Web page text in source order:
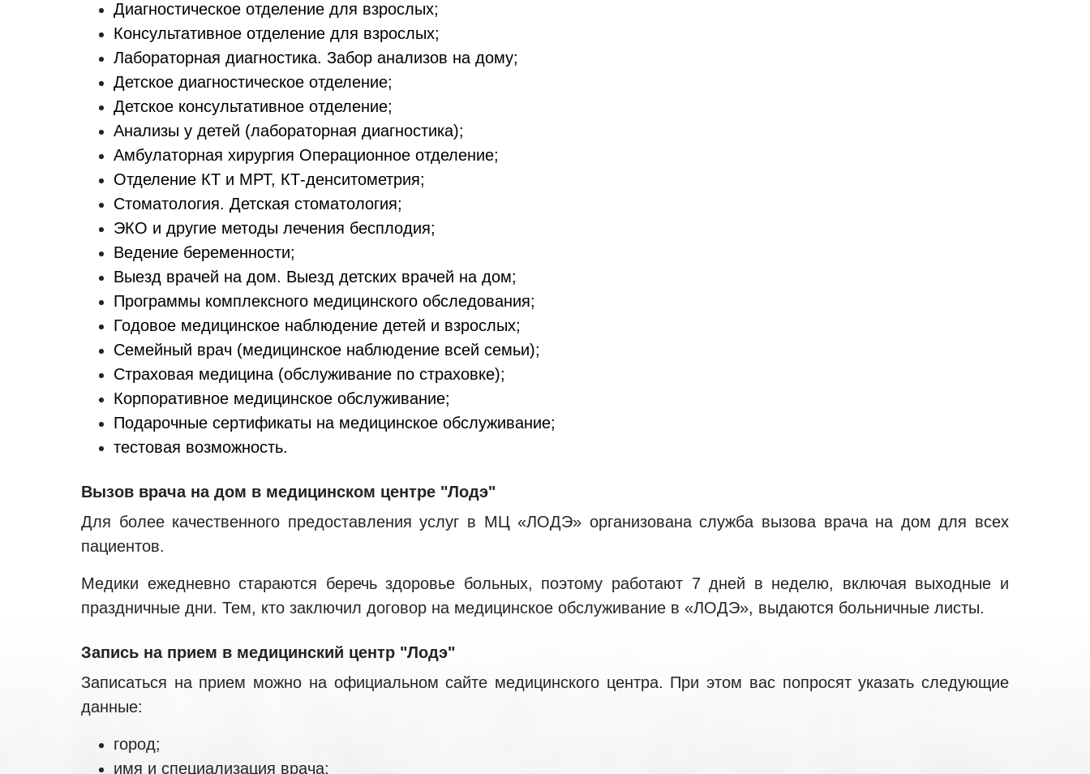
Диагностическое отделение для взрослых;
Консультативное отделение для взрослых;
Лабораторная диагностика. Забор анализов на дому;
Детское диагностическое отделение;
Детское консультативное отделение;
Анализы у детей (лабораторная диагностика);
Амбулаторная хирургия Операционное отделение;
Отделение КТ и МРТ, КТ-денситометрия;
Стоматология. Детская стоматология;
ЭКО и другие методы лечения бесплодия;
Ведение беременности;
Выезд врачей на дом. Выезд детских врачей на дом;
Программы комплексного медицинского обследования;
Годовое медицинское наблюдение детей и взрослых;
Семейный врач (медицинское наблюдение всей семьи);
Страховая медицина (обслуживание по страховке);
Корпоративное медицинское обслуживание;
Подарочные сертификаты на медицинское обслуживание;
тестовая возможность.
Вызов врача на дом в медицинском центре "Лодэ"
Для более качественного предоставления услуг в МЦ «ЛОДЭ» организована служба вызова врача на дом для всех
пациентов.
Медики ежедневно стараются беречь здоровье больных, поэтому работают 7 дней в неделю, включая выходные и
праздничные дни. Тем, кто заключил договор на медицинское обслуживание в «ЛОДЭ», выдаются больничные листы.
Запись на прием в медицинский центр "Лодэ"
Записаться на прием можно на официальном сайте медицинского центра. При этом вас попросят указать следующие
данные:
город;
имя и специализация врача;